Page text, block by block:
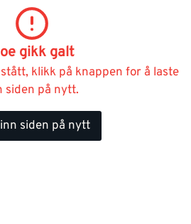
gikk galt
klikk på knappen for å laste
siden på nytt.
siden på nytt